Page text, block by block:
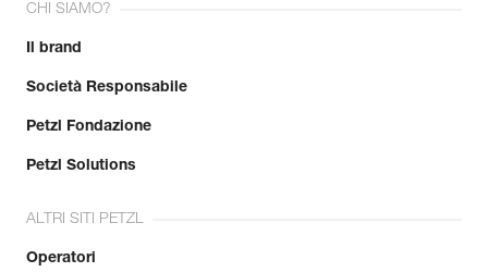
CHI SIAMO?
Il brand
Società Responsabile
Petzl Fondazione
Petzl Solutions
ALTRI SITI PETZL
Operatori